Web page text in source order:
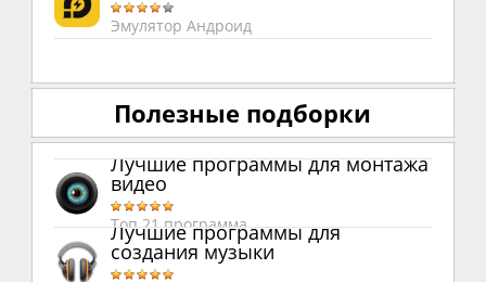
Эмулятор Андроид
Полезные подборки
Лучшие программы для монтажа
видео
Топ 21 программа
Лучшие программы для
создания музыки